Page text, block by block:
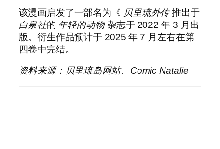
该漫画启发了一部名为《 贝里琉外传推出于
白泉社的 年轻的动物杂志于 2022 年 3 月出
版。衍生作品预计于 2025 年 7 月左右在第
四卷中完结。
资料来源：贝里琉岛网站、Comic Natalie